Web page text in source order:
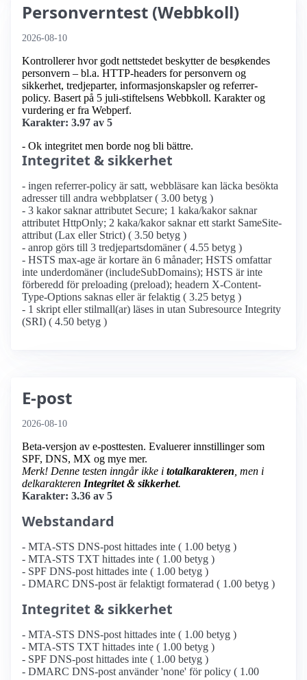
Personverntest (Webbkoll)
2026-08-10
Kontrollerer hvor godt nettstedet beskytter de besøkendes
personvern – bl.a. HTTP-headers for personvern og
sikkerhet, tredjeparter, informasjonskapsler og referrer-
policy. Basert på 5 juli-stiftelsens Webbkoll. Karakter og
vurdering er fra Webperf.
Karakter: 3.97 av 5
- Ok integritet men borde nog bli bättre.
Integritet & sikkerhet
- ingen referrer-policy är satt, webbläsare kan läcka besökta
adresser till andra webbplatser ( 3.00 betyg )
- 3 kakor saknar attributet Secure; 1 kaka/kakor saknar
attributet HttpOnly; 2 kaka/kakor saknar ett starkt SameSite-
attribut (Lax eller Strict) ( 3.50 betyg )
- anrop görs till 3 tredjepartsdomäner ( 4.55 betyg )
- HSTS max-age är kortare än 6 månader; HSTS omfattar
inte underdomäner (includeSubDomains); HSTS är inte
förberedd för preloading (preload); headern X-Content-
Type-Options saknas eller är felaktig ( 3.25 betyg )
- 1 skript eller stilmall(ar) läses in utan Subresource Integrity
(SRI) ( 4.50 betyg )
E-post
2026-08-10
Beta-versjon av e-posttesten. Evaluerer innstillinger som
SPF, DNS, MX og mye mer.
Merk! Denne testen inngår ikke i totalkarakteren , men i
delkarakteren Integritet & sikkerhet.
Karakter: 3.36 av 5
Webstandard
- MTA-STS DNS-post hittades inte ( 1.00 betyg )
- MTA-STS TXT hittades inte ( 1.00 betyg )
- SPF DNS-post hittades inte ( 1.00 betyg )
- DMARC DNS-post är felaktigt formaterad ( 1.00 betyg )
Integritet & sikkerhet
- MTA-STS DNS-post hittades inte ( 1.00 betyg )
- MTA-STS TXT hittades inte ( 1.00 betyg )
- SPF DNS-post hittades inte ( 1.00 betyg )
- DMARC DNS-post använder 'none' för policy ( 1.00